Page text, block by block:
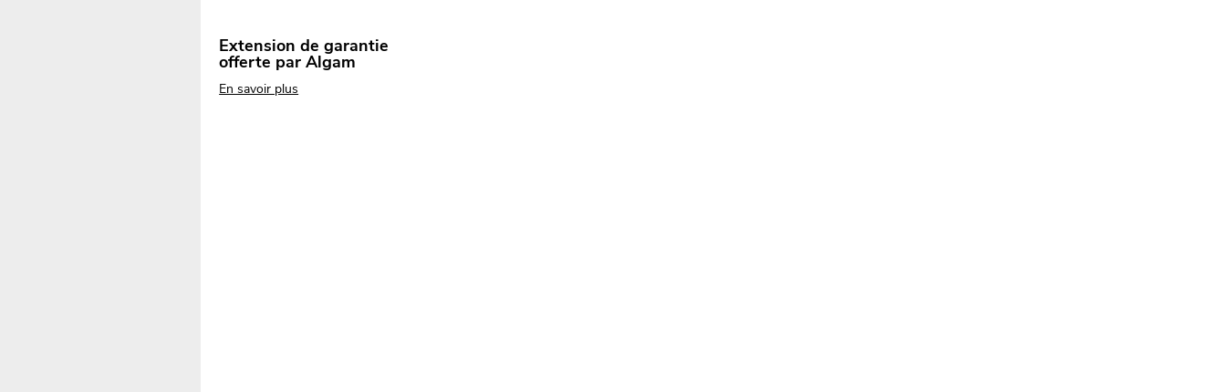
Extension de garantie
offerte par Algam
En savoir plus